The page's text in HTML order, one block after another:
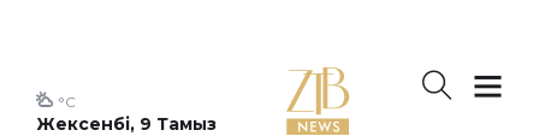
Жексенбі, 9 Тамыз
°C